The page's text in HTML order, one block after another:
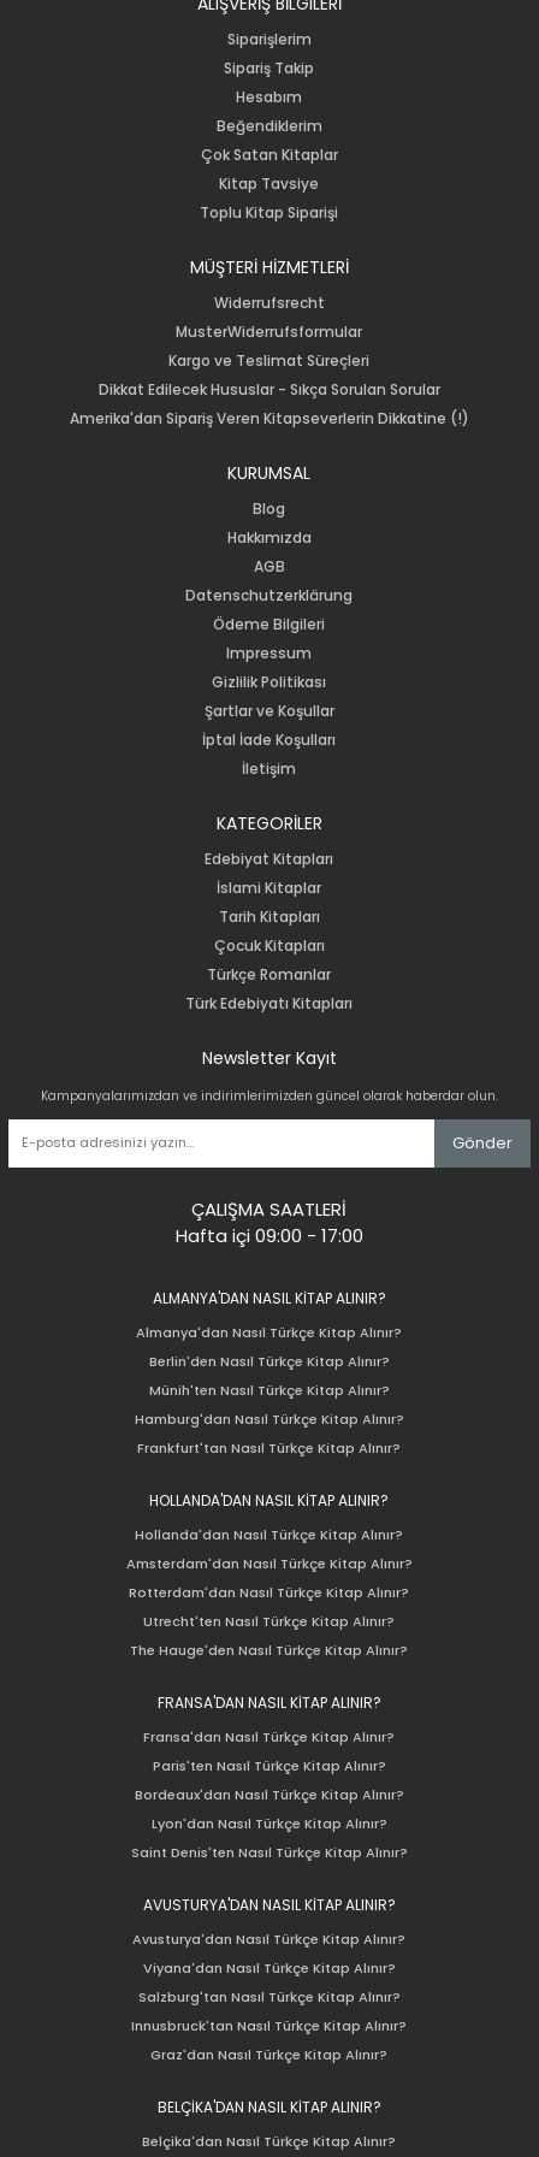
Siparişlerim
Sipariş Takip
Hesabım
Beğendiklerim
Çok Satan Kitaplar
Kitap Tavsiye
Toplu Kitap Siparişi
MÜŞTERİ HİZMETLERİ
Widerrufsrecht
MusterWiderrufsformular
Kargo ve Teslimat Süreçleri
Dikkat Edilecek Hususlar - Sıkça Sorulan Sorular
Amerika'dan Sipariş Veren Kitapseverlerin Dikkatine (!)
KURUMSAL
Blog
Hakkımızda
AGB
Datenschutzerklärung
Ödeme Bilgileri
Impressum
Gizlilik Politikası
Şartlar ve Koşullar
İptal İade Koşulları
İletişim
KATEGORİLER
Edebiyat Kitapları
İslami Kitaplar
Tarih Kitapları
Çocuk Kitapları
Türkçe Romanlar
Türk Edebiyatı Kitapları
Newsletter Kayıt
Kampanyalarımızdan ve indirimlerimizden güncel olarak haberdar olun.
Gönder
ÇALIŞMA SAATLERİ
Hafta içi 09:00 - 17:00
ALMANYA'DAN NASIL KİTAP ALINIR?
Almanya'dan Nasıl Türkçe Kitap Alınır?
Berlin'den Nasıl Türkçe Kitap Alınır?
Münih'ten Nasıl Türkçe Kitap Alınır?
Hamburg'dan Nasıl Türkçe Kitap Alınır?
Frankfurt'tan Nasıl Türkçe Kitap Alınır?
HOLLANDA'DAN NASIL KİTAP ALINIR?
Hollanda'dan Nasıl Türkçe Kitap Alınır?
Amsterdam'dan Nasıl Türkçe Kitap Alınır?
Rotterdam'dan Nasıl Türkçe Kitap Alınır?
Utrecht'ten Nasıl Türkçe Kitap Alınır?
The Hauge'den Nasıl Türkçe Kitap Alınır?
FRANSA'DAN NASIL KİTAP ALINIR?
Fransa'dan Nasıl Türkçe Kitap Alınır?
Paris'ten Nasıl Türkçe Kitap Alınır?
Bordeaux'dan Nasıl Türkçe Kitap Alınır?
Lyon'dan Nasıl Türkçe Kitap Alınır?
Saint Denis'ten Nasıl Türkçe Kitap Alınır?
AVUSTURYA'DAN NASIL KİTAP ALINIR?
Avusturya'dan Nasıl Türkçe Kitap Alınır?
Viyana'dan Nasıl Türkçe Kitap Alınır?
Salzburg'tan Nasıl Türkçe Kitap Alınır?
Innusbruck'tan Nasıl Türkçe Kitap Alınır?
Graz'dan Nasıl Türkçe Kitap Alınır?
BELÇİKA'DAN NASIL KİTAP ALINIR?
Belçika'dan Nasıl Türkçe Kitap Alınır?